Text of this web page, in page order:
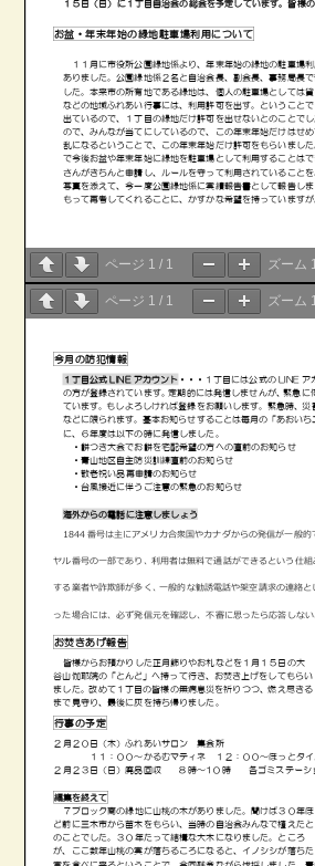
ページ 1 / 1 ズーム
ページ 1 / 1 ズーム